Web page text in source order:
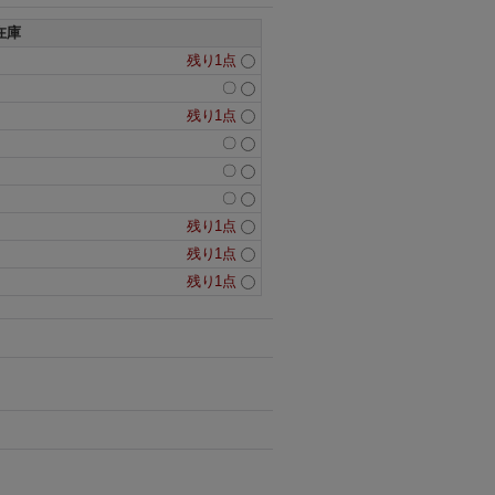
庫
残り1点
〇
残り1点
〇
〇
〇
残り1点
残り1点
残り1点